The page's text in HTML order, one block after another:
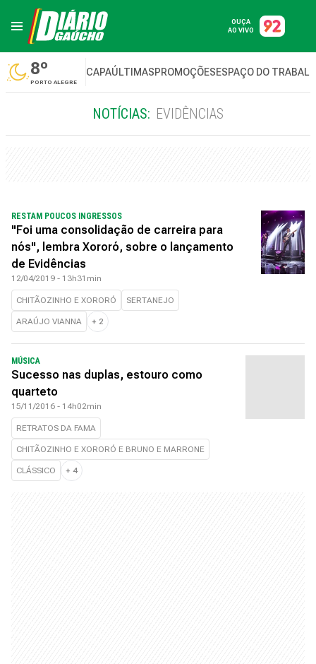
OUÇA
AO VIVO
8º
PORTO ALEGRE
CAPAÚLTIMASPROMOÇÕESESPAÇO DO
NOTÍCIAS: EVIDÊNCIAS
RESTAM POUCOS INGRESSOS
"Foi uma consolidação de carreira para
nós", lembra Xororó, sobre o lançamento
de Evidências
12/04/2019 - 13h31min
CHITÃOZINHO E XORORÓ SERTANEJO
ARAÚJO VIANNA + 2
MÚSICA
Sucesso nas duplas, estouro como
quarteto
15/11/2016 - 14h02min
RETRATOS DA FAMA
CHITÃOZINHO E XORORÓ E BRUNO E MARRONE
CLÁSSICO + 4